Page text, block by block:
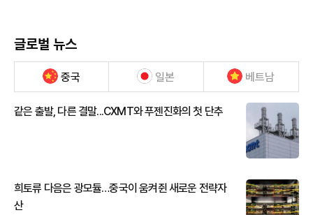
글로벌 뉴스
중국 일본 베트남
같은 출발, 다른 결말...CXMT와 푸젠진화의 첫 단추
희토류 다음은 광모듈…중국이 움켜쥔 새로운 전략자
산